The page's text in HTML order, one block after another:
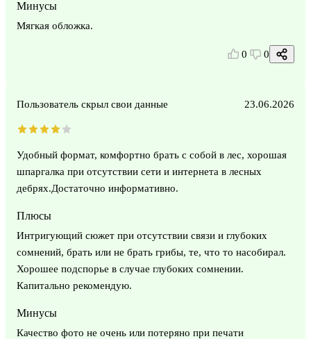
Минусы
Мягкая обложка.
0 0
Пользователь скрыл свои данные 23.06.2026
Удобный формат, комфортно брать с собой в лес, хорошая
шпаргалка при отсутствии сети и интернета в лесных
дебрях.Достаточно информативно.
Плюсы
Интригующий сюжет при отсутствии связи и глубоких
сомнений, брать или не брать грибы, те, что то насобирал.
Хорошее подспорье в случае глубоких сомнении.
Капитально рекомендую.
Минусы
Качество фото не очень или потеряно при печати